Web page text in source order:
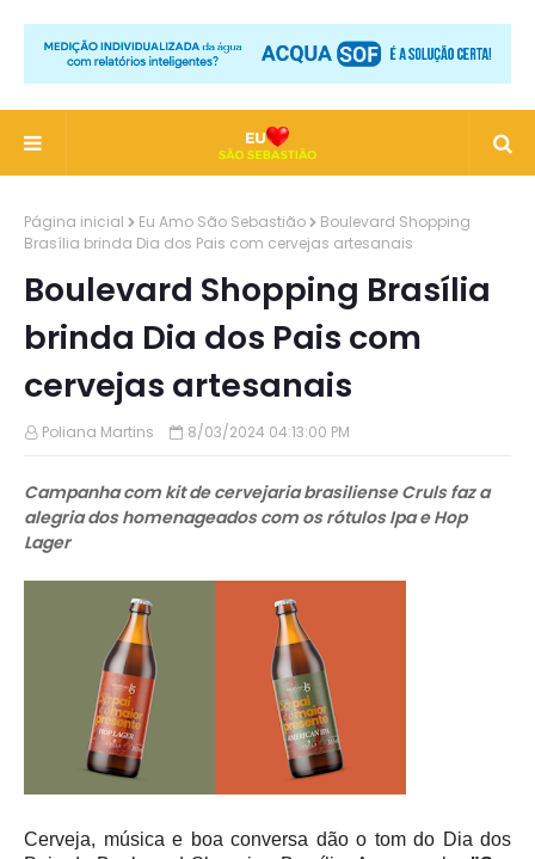
Página inicial Eu Amo São Sebastião
Boulevard Shopping
Brasília brinda Dia dos Pais com cervejas artesanais
Boulevard Shopping Brasília
brinda Dia dos Pais com
cervejas artesanais
Poliana Martins 8/03/2024 04:13:00 PM
Campanha com kit de cervejaria brasiliense Cruls faz a
alegria dos homenageados com os rótulos Ipa e Hop
Lager
Cerveja, música e boa conversa dão o tom do Dia dos